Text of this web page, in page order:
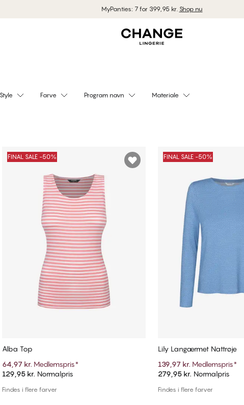
MyPanties: 7 for 399,95 kr. Shop nu
Style Farve Program navn Materiale
Tilføj til kurv
FINAL SALE -50%
Alba Top
64,97 kr. Medlemspris*
129,95 kr. Normalpris
Findes i flere farver
Tilføj til kurv
FINAL SALE -50%
Lily Langærmet Nattrøje
139,97 kr. Medlemspris*
279,95 kr. Normalpris
Findes i flere farver